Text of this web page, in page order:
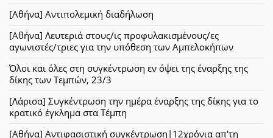
[Αθήνα] Αντιπολεμική διαδήλωση
[Αθήνα] Λευτεριά στους/ις προφυλακισμένους/ες
αγωνιστές/τριες για την υπόθεση των Αμπελοκήπων
Όλοι και όλες στη συγκέντρωση εν όψει της έναρξης της
δίκης των Τεμπών, 23/3
[Λάρισα] Συγκέντρωση την ημέρα έναρξης της δίκης για το
κρατικό έγκλημα στα Τέμπη
[Αθήνα] Αντιφασιστική συγκέντρωση|12χρόνια απ'τη